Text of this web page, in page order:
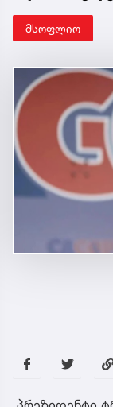
მსოფლიო